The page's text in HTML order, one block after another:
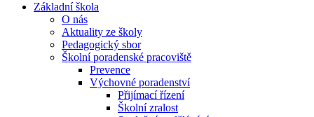
Základní škola
O nás
Aktuality ze školy
Pedagogický sbor
Školní poradenské pracoviště
Prevence
Výchovné poradenství
Přijímací řízení
Školní zralost